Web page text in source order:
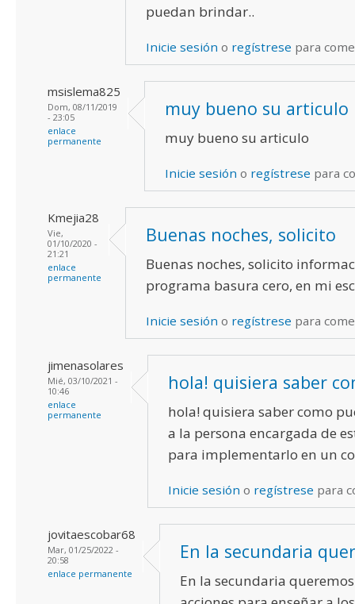
puedan brindar..
Inicie sesión o regístrese para
msislema825
Dom, 08/11/2019
- 23:05
enlace
permanente
muy bueno su articulo
muy bueno su articulo
Inicie sesión o regístrese para
Kmejia28
Vie,
01/10/2020 -
21:21
enlace
permanente
Buenas noches, solicito
Buenas noches, solicito
programa basura cero, en mi
Inicie sesión o regístrese para
jimenasolares
Mié, 03/10/2021 -
10:46
enlace
permanente
hola! quisiera saber
hola! quisiera saber como
a la persona encargada de
para implementarlo en un
Inicie sesión o regístrese para
jovitaescobar68
Mar, 01/25/2022 -
20:58
enlace permanente
En la secundaria
En la secundaria